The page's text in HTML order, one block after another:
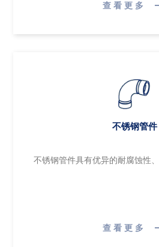
查看更多
不锈钢管件
不锈钢管件具有优异的耐腐蚀性
查看更多